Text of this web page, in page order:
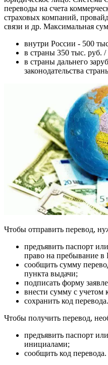
переводы на счета
страховых компаний,
связи и др. Максимальная
внутри России - 500
в страны 350 тыс. руб.
в страны дальнего
законодательства
Чтобы отправить перевод,
предъявить паспорт
право на пребывание в
сообщить сумму
пункта выдачи;
подписать форму
внести сумму с учетом
сохранить код перевода.
Чтобы получить перевод,
предъявить паспорт
инициалами;
сообщить код перевода.